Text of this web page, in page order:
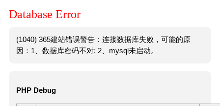
Database Error
(1040) 365建站错误警告：连接数据库失败，可能的原
因：1、数据库密码不对; 2、mysql未启动。
PHP Debug